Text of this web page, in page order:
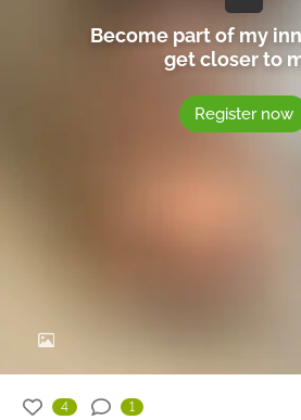
Become part of my
get closer to
Register now
4 1